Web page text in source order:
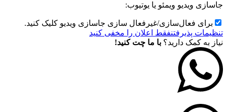
جاسازی ویدیو ویمئو یا یوتیوب:
برای فعال‌سازی/غیرفعال سازی جاسازی ویدیو کلیک کنید.
تنظیمات پذیرفتنفقط اعلان را مخفی کنید
نیاز به کمک دارید؟ با ما چت کنید!